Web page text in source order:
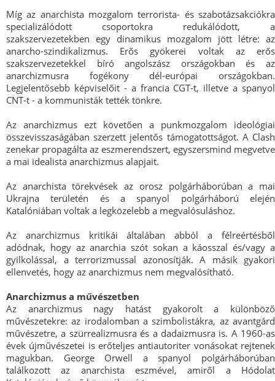
Míg az anarchista mozgalom terrorista- és szabotázsakciókra
specializálódott csoportokra redukálódott, a
szakszervezetekben egy dinamikus mozgalom jött létre: az
anarcho-szindikalizmus. Erős gyökerei voltak az erős
szakszervezetekkel bíró angolszász országokban és az
anarchizmusra fogékony dél-európai országokban.
Legjelentősebb képviselőit - a francia CGT-t, illetve a spanyol
CNT-t - a kommunisták tették tönkre.
Az anarchizmus ezt követően a punkmozgalom ideológiai
összevisszaságában szerzett jelentős támogatottságot. A Clash
zenekar propagálta az eszmerendszert, egyszersmind megvetve
a mai idealista anarchizmus alapjait.
Az anarchista törekvések az orosz polgárháborúban a mai
Ukrajna területén és a spanyol polgárháború elején
Katalóniában voltak a legközelebb a megvalósuláshoz.
Az anarchizmus kritikái általában abból a félreértésből
adódnak, hogy az anarchia szót sokan a káosszal és/vagy a
gyilkolással, a terrorizmussal azonosítják. A másik gyakori
ellenvetés, hogy az anarchizmus nem megvalósítható.
Anarchizmus a művészetben
Az anarchizmus nagy hatást gyakorolt a különböző
művészetekre: az irodalomban a szimbolistákra, az avantgárd
művészetre, a szürrealizmusra és a dadaizmusra is. A 1960-as
évek újművészetei is erőteljes antiautoriter vonásokat rejtenek
magukban. George Orwell a spanyol polgárháborúban
találkozott az anarchista eszmével, amiről a Hódolat